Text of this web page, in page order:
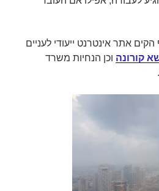
אתר אינטרנט ייעודי לעניים
קורונה וכן הנחיות משרד